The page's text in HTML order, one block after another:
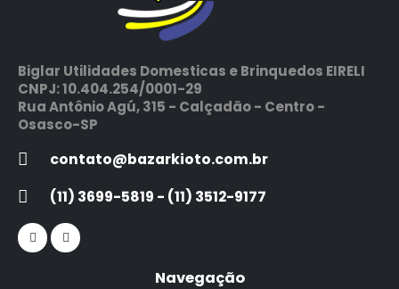
Biglar Utilidades Domesticas e Brinquedos EIRELI
CNPJ: 10.404.254/0001-29
Rua Antônio Agú, 315 - Calçadão - Centro -
Osasco-SP
contato@bazarkioto.com.br
(11) 3699-5819 - (11) 3512-9177
Navegação